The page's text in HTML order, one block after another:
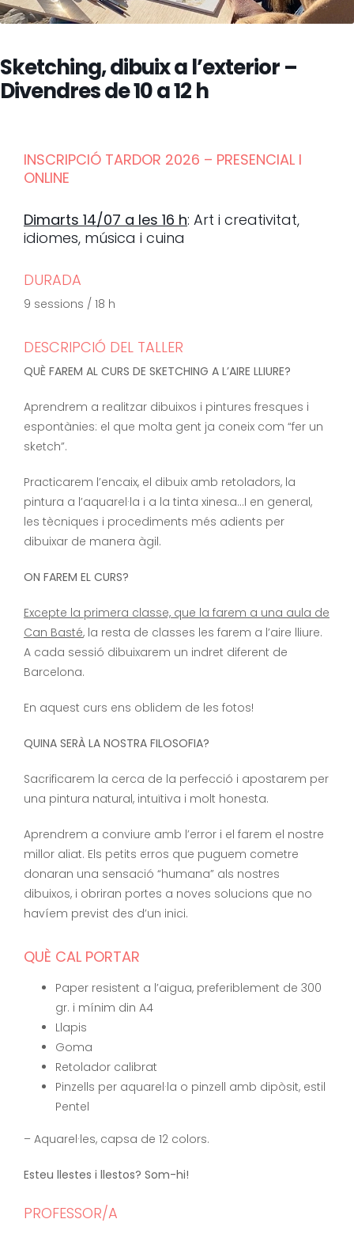
Sketching, dibuix a l’exterior –
Divendres de 10 a 12 h
INSCRIPCIÓ TARDOR 2026 – PRESENCIAL I
ONLINE
Dimarts 14/07 a les 16 h: Art i creativitat,
idiomes, música i cuina
DURADA
9 sessions / 18 h
DESCRIPCIÓ DEL TALLER
QUÈ FAREM AL CURS DE SKETCHING A L’AIRE LLIURE?
Aprendrem a realitzar dibuixos i pintures fresques i
espontànies: el que molta gent ja coneix com “fer un
sketch”.
Practicarem l’encaix, el dibuix amb retoladors, la
pintura a l’aquarel·la i a la tinta xinesa…I en general,
les tècniques i procediments més adients per
dibuixar de manera àgil.
ON FAREM EL CURS?
Excepte la primera classe, que la farem a una aula de
Can Basté, la resta de classes les farem a l’aire lliure.
A cada sessió dibuixarem un indret diferent de
Barcelona.
En aquest curs ens oblidem de les fotos!
QUINA SERÀ LA NOSTRA FILOSOFIA?
Sacrificarem la cerca de la perfecció i apostarem per
una pintura natural, intuïtiva i molt honesta.
Aprendrem a conviure amb l’error i el farem el nostre
millor aliat. Els petits erros que puguem cometre
donaran una sensació “humana” als nostres
dibuixos, i obriran portes a noves solucions que no
havíem previst des d’un inici.
QUÈ CAL PORTAR
Paper resistent a l’aigua, preferiblement de 300
gr. i mínim din A4
Llapis
Goma
Retolador calibrat
Pinzells per aquarel·la o pinzell amb dipòsit, estil
Pentel
– Aquarel·les, capsa de 12 colors.
Esteu llestes i llestos? Som-hi!
PROFESSOR/A